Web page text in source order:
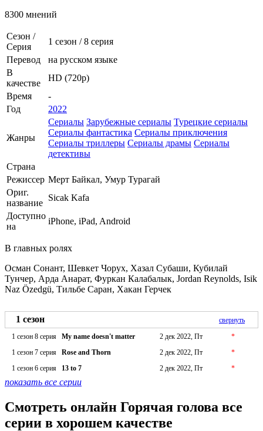
8300 мнений
Сезон /
Серия
1 сезон /8 серия
Перевод
на русском языке
В
качестве
HD (720p)
Время
-
Год
2022
Жанры
Сериалы Зарубежные сериалы Турецкие сериалы
Сериалы фантастика Сериалы приключения
Сериалы триллеры Сериалы драмы Сериалы
детективы
Страна
Режиссер Мерт Байкал, Умур Турагай
Ориг.
название
Sicak Kafa
Доступно
на
iPhone, iPad, Android
В главных ролях
Осман Сонант, Шевкет Чорух, Хазал Субаши, Кубилай
Тунчер, Арда Анарат, Фуркан Калабалык, Jordan Reynolds, Isik
Naz Özedgü, Тильбе Саран, Хакан Герчек
1 сезон
свернуть
1 сезон 8 серия
My name doesn't matter 2 дек 2022, Пт
*
1 сезон 7 серия
Rose and Thorn 2 дек 2022, Пт
*
1 сезон 6 серия
13 to 7 2 дек 2022, Пт *
показать все серии
Смотреть онлайн Горячая голова все
серии в хорошем качестве